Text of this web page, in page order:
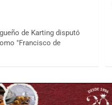
de Karting disputó
"Francisco de